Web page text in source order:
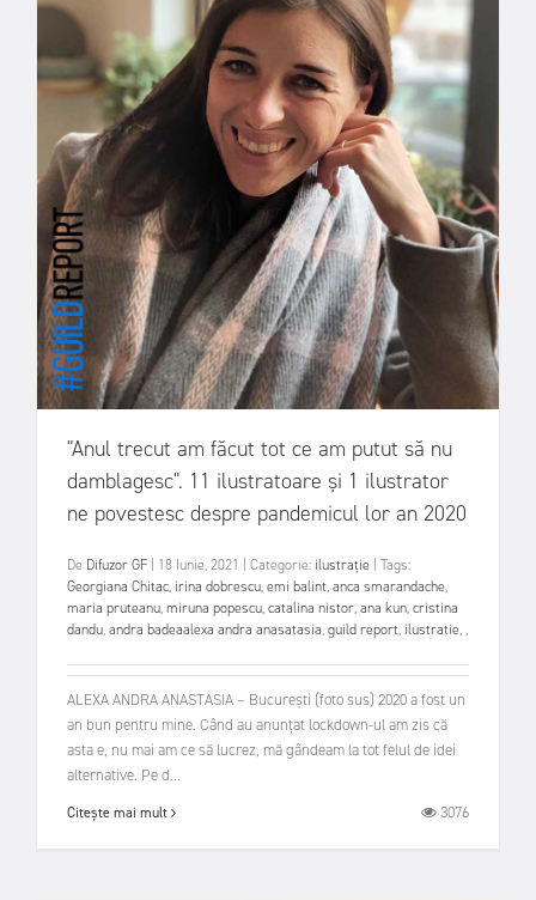
"Anul trecut am făcut tot ce am putut să nu
damblagesc". 11 ilustratoare și 1 ilustrator
ne povestesc despre pandemicul lor an 2020
De Difuzor GF 18 Iunie, 2021 Categorie: ilustrație
Tags:
Georgiana Chitac, irina dobrescu,emi balint,anca smarandache,
maria pruteanu,miruna popescu,catalina nistor,ana kun,cristina
dandu,andra badeaalexa andra anasatasia,guild report, ilustratie,,
ALEXA ANDRA ANASTASIA – București (foto sus) 2020 a fost un
an bun pentru mine. Când au anunțat lockdown-ul am zis că
asta e, nu mai am ce să lucrez, mă gândeam la tot felul de idei
alternative. Pe d...
Citește mai mult 3076